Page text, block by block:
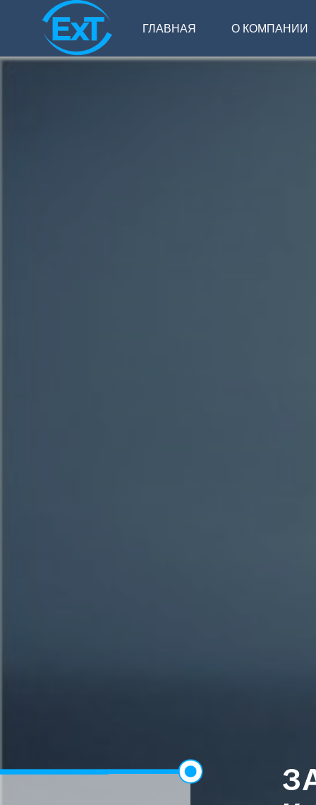
ГЛАВНАЯ О КОМПАНИИ